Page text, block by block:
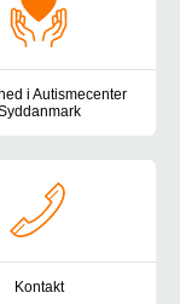
relation i den
i Autismecenter
Kontakt